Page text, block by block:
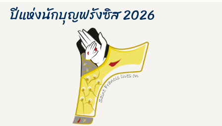
ปีแห่งนักบุญฟรังซิส 2026